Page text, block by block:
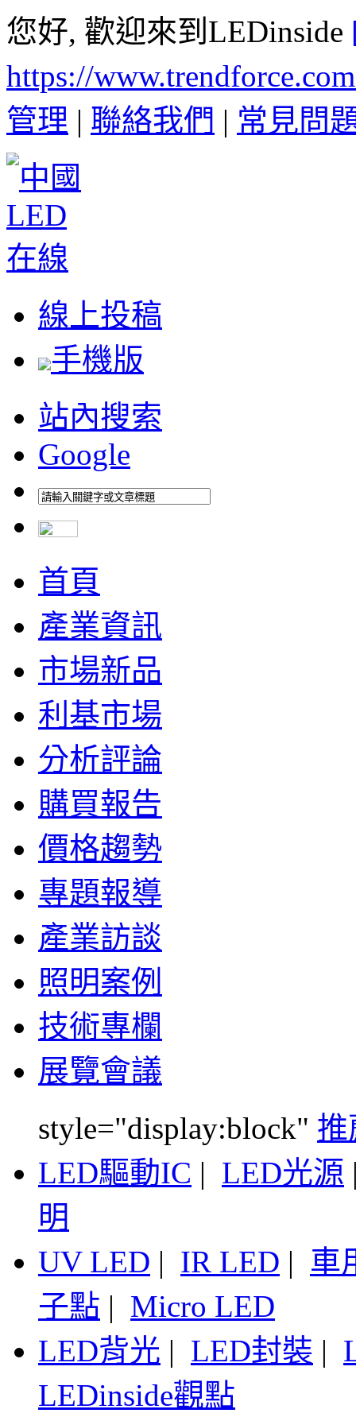
您好, 歡迎來到LEDinside
https://
管理 | 聯絡我們 | 常見問
線上投稿
手機版
站內搜索
Google
首頁
產業資訊
市場新品
利基市場
分析評論
購買報告
價格趨勢
專題報導
產業訪談
照明案例
技術專欄
展覽會議
style="display:block" 推
LED驅動IC | LED光源
明
UV LED | IR LED | 車
子點 | Micro LED
LED背光 | LED封裝 |
LEDinside觀點